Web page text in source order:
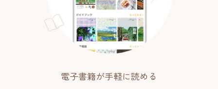
電子書籍が手軽に読める